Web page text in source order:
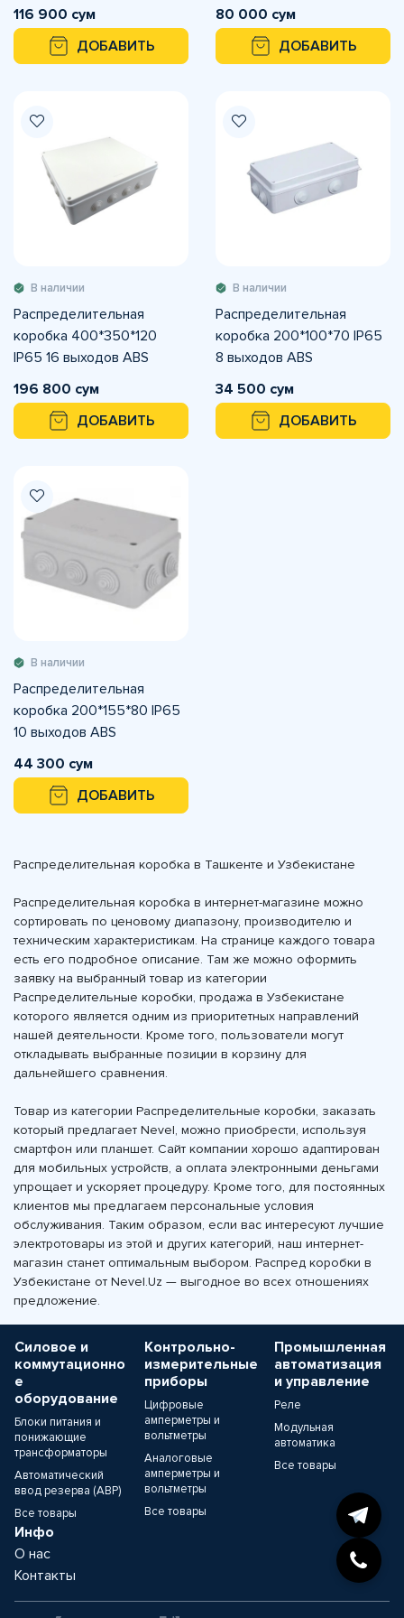
116 900 сум
ДОБАВИТЬ
80 000 сум
ДОБАВИТЬ
В наличии
Распределительная
коробка 400*350*120
IP65 16 выходов ABS
196 800 сум
ДОБАВИТЬ
В наличии
Распределительная
коробка 200*100*70 IP65
8 выходов ABS
34 500 сум
ДОБАВИТЬ
В наличии
Распределительная
коробка 200*155*80 IP65
10 выходов ABS
44 300 сум
ДОБАВИТЬ
Распределительная коробка в Ташкенте и Узбекистане
Распределительная коробка в интернет-магазине можно
сортировать по ценовому диапазону, производителю и
техническим характеристикам. На странице каждого товара
есть его подробное описание. Там же можно оформить
заявку на выбранный товар из категории
Распределительные коробки, продажа в Узбекистане
которого является одним из приоритетных направлений
нашей деятельности. Кроме того, пользователи могут
откладывать выбранные позиции в корзину для
дальнейшего сравнения.
Товар из категории Распределительные коробки, заказать
который предлагает Nevel, можно приобрести, используя
смартфон или планшет. Сайт компании хорошо адаптирован
для мобильных устройств, а оплата электронными деньгами
упрощает и ускоряет процедуру. Кроме того, для постоянных
клиентов мы предлагаем персональные условия
обслуживания. Таким образом, если вас интересуют лучшие
электротовары из этой и других категорий, наш интернет-
магазин станет оптимальным выбором. Распред коробки в
Узбекистане от Nevel.Uz — выгодное во всех отношениях
предложение.
Силовое и
коммутационно
е
оборудование
Блоки питания и
понижающие
трансформаторы
Автоматический
ввод резерва (АВР)
Все товары
Контрольно-
измерительные
приборы
Цифровые
амперметры и
вольтметры
Аналоговые
амперметры и
вольтметры
Все товары
Промышленная
автоматизация
и управление
Реле
Модульная
автоматика
Все товары
Инфо
О нас
Контакты